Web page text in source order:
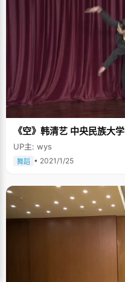
《空》韩清艺 中央民族大学
UP主: wys
舞蹈 • 2021/1/25